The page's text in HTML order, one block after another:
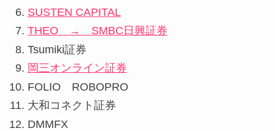
SUSTEN CAPITAL
THEO → SMBC日興証券
Tsumiki証券
岡三オンライン証券
FOLIO ROBOPRO
大和コネクト証券
DMMFX